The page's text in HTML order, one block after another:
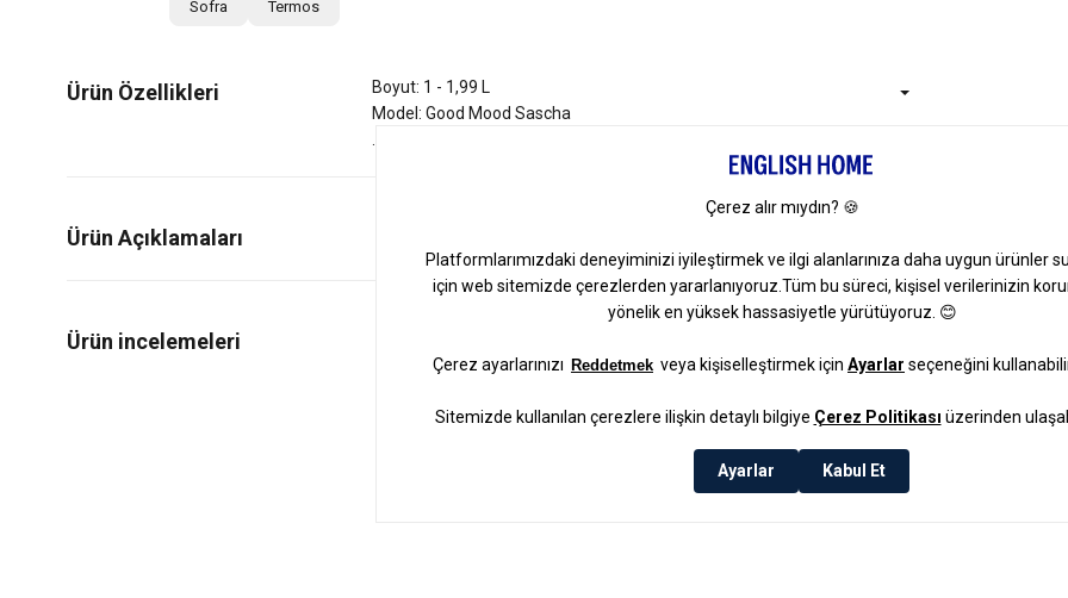
Sofra Termos
Ürün Özellikleri
Boyut: 1 - 1,99 L
Model: Good Mood Sascha
Ürün Açıklamaları